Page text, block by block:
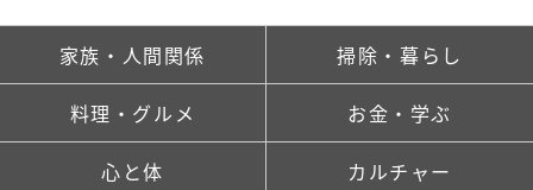
家族・人間関係 掃除・暮らし
料理・グルメ お金・学ぶ
心と体 カルチャー